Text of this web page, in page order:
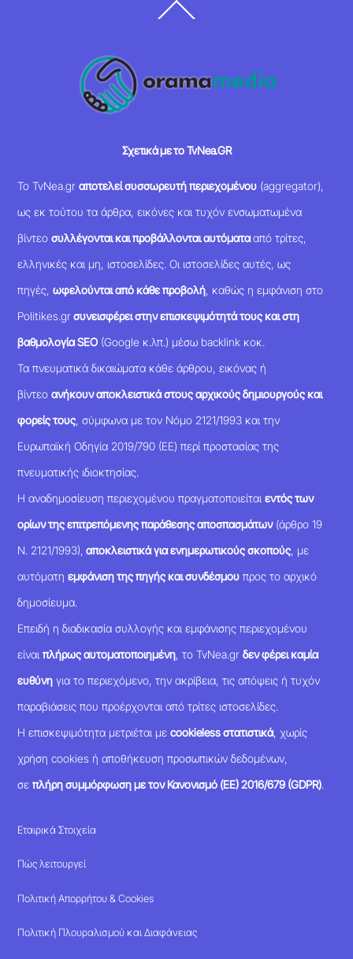
To
Σχετικά με το TvNea.GR
Το TvNea.grαποτελεί συσσωρευτή περιεχομένου (aggregator),
ως εκ τούτου τα άρθρα, εικόνες και τυχόν ενσωματωμένα
βίντεοσυλλέγονται και προβάλλονται αυτόματααπό τρίτες,
ελληνικές και μη, ιστοσελίδες. Οι ιστοσελίδες αυτές, ως
πηγές,ωφελούνται από κάθε προβολή , καθώς η εμφάνιση στο
Politikes.grσυνεισφέρει στην επισκεψιμότητά τους και στη
βαθμολογία SEO (Google κ.λπ.) μέσω backlink κοκ.
Τα πνευματικά δικαιώματα κάθε άρθρου, εικόνας ή
βίντεοανήκουν αποκλειστικά στους αρχικούς δημιουργούς και
φορείς τους , σύμφωνα με τον Νόμο 2121/1993 και την
Ευρωπαϊκή Οδηγία 2019/790 (ΕΕ) περί προστασίας της
πνευματικής ιδιοκτησίας.
Η αναδημοσίευση περιεχομένου πραγματοποιείταιεντός των
ορίων της επιτρεπόμενης παράθεσης αποσπασμάτων(άρθρο 19
Ν. 2121/1993), αποκλειστικά για ενημερωτικούς σκοπούς , με
αυτόματηεμφάνιση της πηγής και συνδέσμου προς το αρχικό
δημοσίευμα.
Επειδή η διαδικασία συλλογής και εμφάνισης περιεχομένου
είναιπλήρως αυτοματοποιημένη , το TvNea.grδεν φέρει καμία
ευθύνη για το περιεχόμενο, την ακρίβεια, τις απόψεις ή τυχόν
παραβιάσεις που προέρχονται από τρίτες ιστοσελίδες.
Η επισκεψιμότητα μετριέται μεcookieless στατιστικά, χωρίς
χρήση cookies ή αποθήκευση προσωπικών δεδομένων,
σεπλήρη συμμόρφωση με τον Κανονισμό (ΕΕ) 2016/679 (GDPR).
Εταιρικά Στοιχεία
Πώς λειτουργεί
Πολιτική Απορρήτου & Cookies
Πολιτική Πλουραλισμού και Διαφάνειας